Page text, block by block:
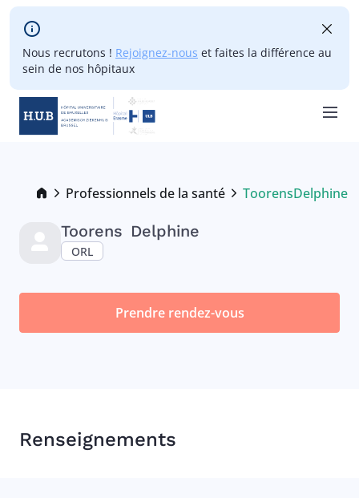
Skip to main content
Nous recrutons ! Rejoignez-nous et faites la différence au
sein de nos hôpitaux
Breadcrumb
Professionnels de la santé
Current:
ToorensDelphine
Toorens Delphine
ORL
Prendre rendez-vous
Renseignements